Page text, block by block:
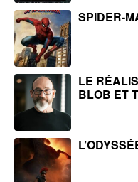
SPIDER-
LE
BLOB ET